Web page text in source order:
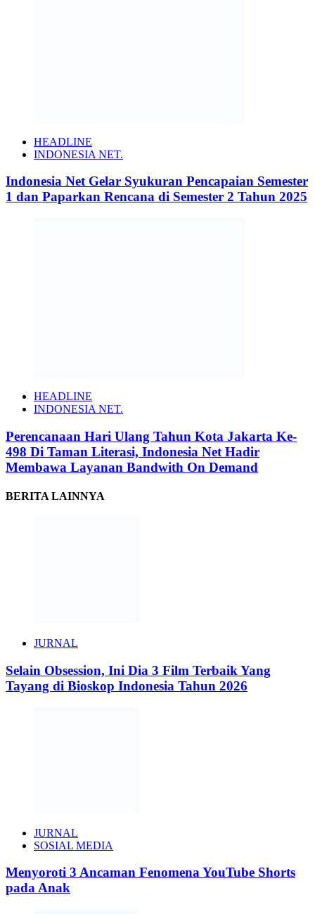
HEADLINE
INDONESIA NET.
Indonesia Net Gelar Syukuran Pencapaian Semester
1 dan Paparkan Rencana di Semester 2 Tahun 2025
HEADLINE
INDONESIA NET.
Perencanaan Hari Ulang Tahun Kota Jakarta Ke-
498 Di Taman Literasi, Indonesia Net Hadir
Membawa Layanan Bandwith On Demand
BERITA LAINNYA
JURNAL
Selain Obsession, Ini Dia 3 Film Terbaik Yang
Tayang di Bioskop Indonesia Tahun 2026
JURNAL
SOSIAL MEDIA
Menyoroti 3 Ancaman Fenomena YouTube Shorts
pada Anak